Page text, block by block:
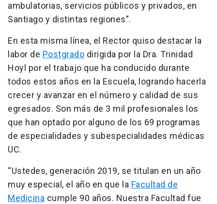
ambulatorias, servicios públicos y privados, en
Santiago y distintas regiones”.
En esta misma línea, el Rector quiso destacar la
labor de Postgrado dirigida por la Dra. Trinidad
Hoyl por el trabajo que ha conducido durante
todos estos años en la Escuela, logrando hacerla
crecer y avanzar en el número y calidad de sus
egresados. Son más de 3 mil profesionales los
que han optado por alguno de los 69 programas
de especialidades y subespecialidades médicas
UC.
“Ustedes, generación 2019, se titulan en un año
muy especial, el año en que la Facultad de
Medicina cumple 90 años. Nuestra Facultad fue